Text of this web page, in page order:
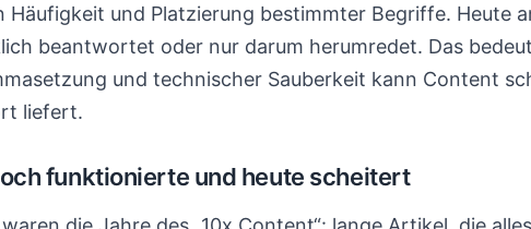
Häufigkeit und Platzierung bestimmter Begriffe. Heute
beantwortet oder nur darum herumredet. Das
und technischer Sauberkeit kann Content
liefert.
funktionierte und heute scheitert